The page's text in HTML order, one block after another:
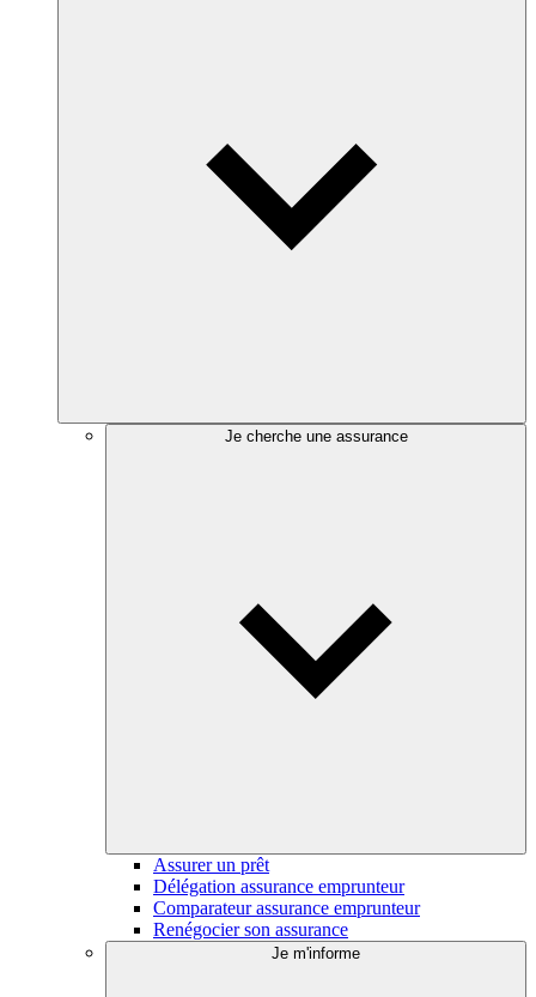
Je cherche une assurance
Assurer un prêt
Délégation assurance emprunteur
Comparateur assurance emprunteur
Renégocier son assurance
Je m'informe